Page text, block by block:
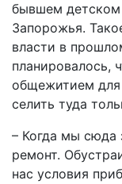
бывшем детском
Запорожья.
власти в
планировалось,
общежитием для
селить туда
– Когда мы сюда
ремонт.
нас условия